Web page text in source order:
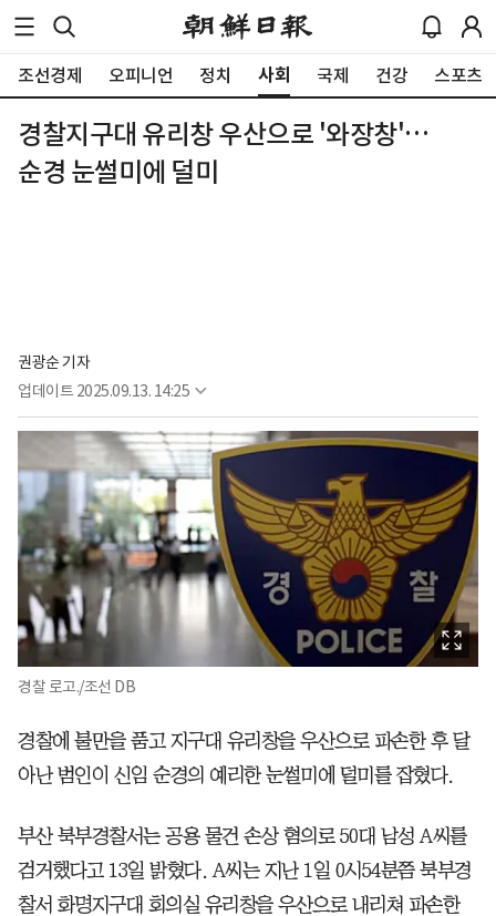
조선경제 오피니언 정치 사회 국제 건강 스포츠
경찰지구대 유리창 우산으로 '와장창'…
순경 눈썰미에 덜미
권광순 기자
업데이트 2025.09.13. 14:25
경찰 로고./조선 DB
경찰에 불만을 품고 지구대 유리창을 우산으로 파손한 후 달
아난 범인이 신임 순경의 예리한 눈썰미에 덜미를 잡혔다.
부산 북부경찰서는 공용 물건 손상 혐의로 50대 남성 A씨를
검거했다고 13일 밝혔다. A씨는 지난 1일 0시54분쯤 북부경
찰서 화명지구대 회의실 유리창을 우산으로 내리쳐 파손한